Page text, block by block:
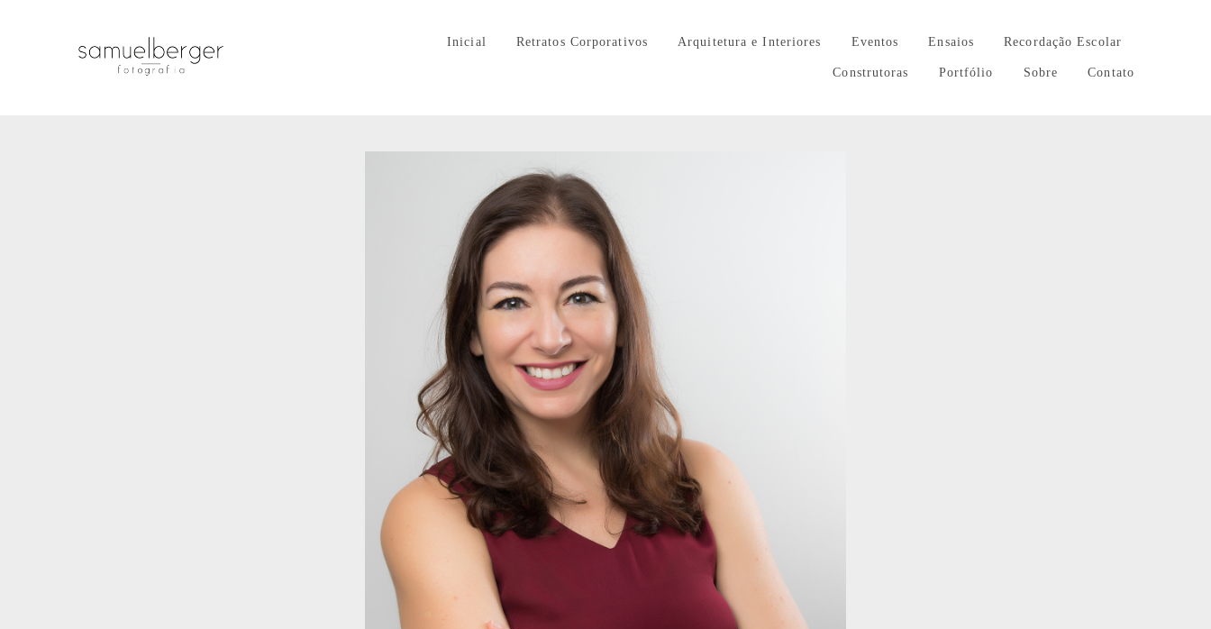
Inicial Retratos Corporativos Arquitetura e Interiores Eventos Ensaios Recordação Escolar
Construtoras Portfólio Sobre Contato